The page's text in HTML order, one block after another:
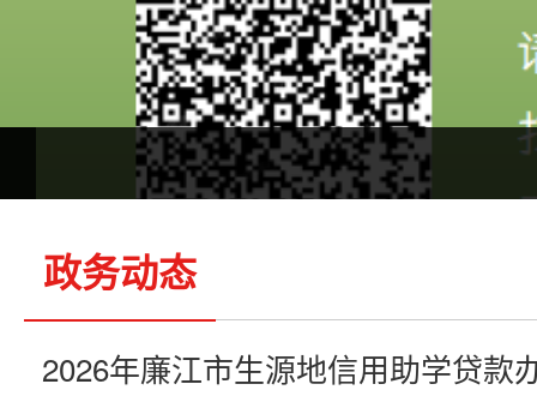
政务动态